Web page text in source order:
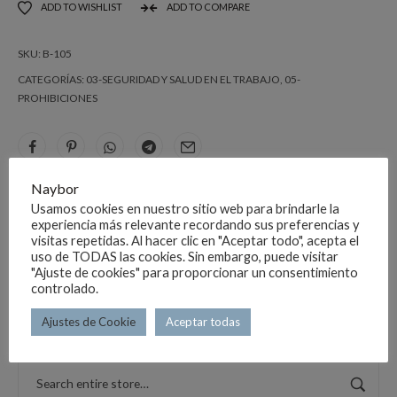
MATERIALES
ADD TO WISHLIST ADD TO COMPARE
SKU: B-105
CATEGORÍAS: 03-SEGURIDAD Y SALUD EN EL TRABAJO, 05-
PROHIBICIONES
DESCRIPCIÓN
MANTENER LIBRE EL PASO.
PVC DINA 4
Naybor
Usamos cookies en nuestro sitio web para brindarle la
experiencia más relevante recordando sus preferencias y
visitas repetidas. Al hacer clic en "Aceptar todo", acepta el
uso de TODAS las cookies. Sin embargo, puede visitar
"Ajuste de cookies" para proporcionar un consentimiento
controlado.
Ajustes de Cookie Aceptar todas